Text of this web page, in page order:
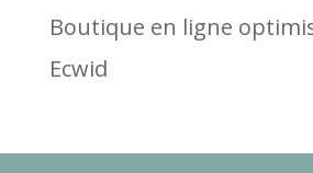
Boutique en ligne
Ecwid